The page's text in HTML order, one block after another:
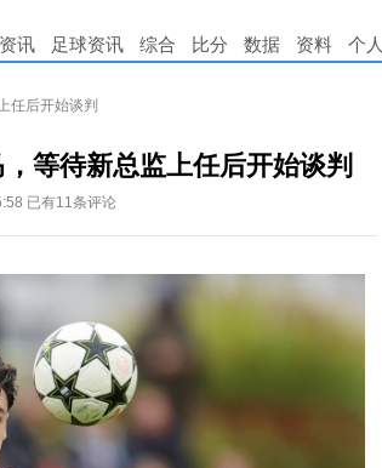
讯 足球资讯 综合 比分 数据 资料 个人
任后开始谈判
等待新总监上任后开始谈判
已有11条评论